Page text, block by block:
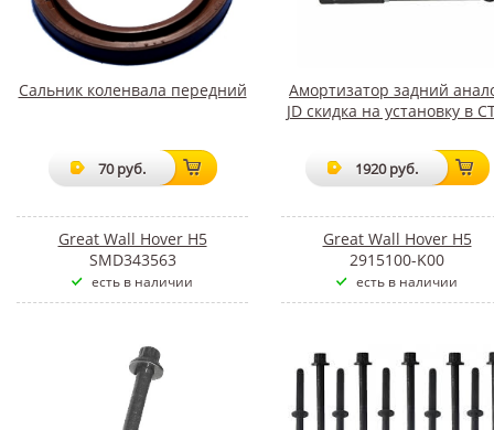
Cальник коленвала передний
70 руб.
Great Wall Hover H5
SMD343563
есть в наличии
Амортизатор задний
JD скидка на установку в
1920 руб.
Great Wall Hover H5
2915100-K00
есть в наличии